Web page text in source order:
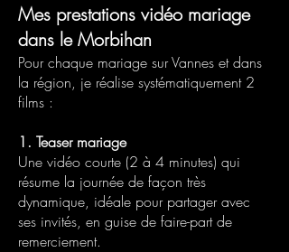
Mes prestations vidéo mariage
dans le Morbihan
Pour chaque mariage sur Vannes et dans
la région, je réalise systématiquement 2
films :
1. Teaser mariage
Une vidéo courte (2 à 4 minutes) qui
résume la journée de façon très
dynamique, idéale pour partager avec
ses invités, en guise de faire-part de
remerciement.